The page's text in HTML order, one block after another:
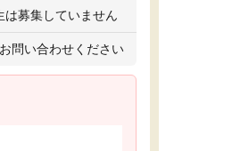
は募集していません
問い合わせください